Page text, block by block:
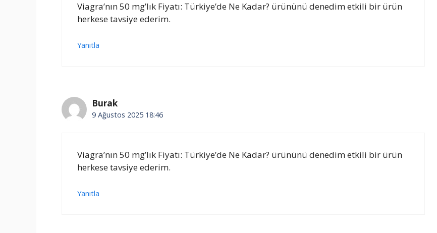
Viagra’nın 50 mg’lık Fiyatı: Türkiye’de Ne Kadar? ürününü denedim etkili bir ürün
herkese tavsiye ederim.
Yanıtla
Burak
9 Ağustos 2025 18:46
Viagra’nın 50 mg’lık Fiyatı: Türkiye’de Ne Kadar? ürününü denedim etkili bir ürün
herkese tavsiye ederim.
Yanıtla